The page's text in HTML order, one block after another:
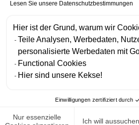
Lesen Sie unsere Datenschutzbestimmungen
Hier ist der Grund, warum wir
Teile Analysen, Werbedaten,
personalisierte Werbedaten mit
Functional Cookies
Hier sind unsere Kekse!
Einwilligungen zertifiziert durch
Nur essenzielle
Ich will aussuchen